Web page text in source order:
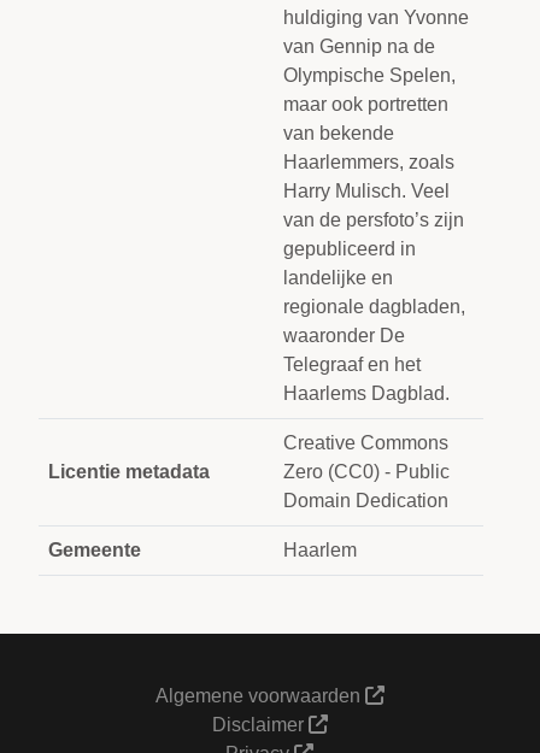
huldiging van Yvonne
van Gennip na de
Olympische Spelen,
maar ook portretten
van bekende
Haarlemmers, zoals
Harry Mulisch. Veel
van de persfoto’s zijn
gepubliceerd in
landelijke en
regionale dagbladen,
waaronder De
Telegraaf en het
Haarlems Dagblad.
Licentie metadata
Creative Commons
Zero (CC0) - Public
Domain Dedication
Gemeente Haarlem
Algemene voorwaarden
Disclaimer